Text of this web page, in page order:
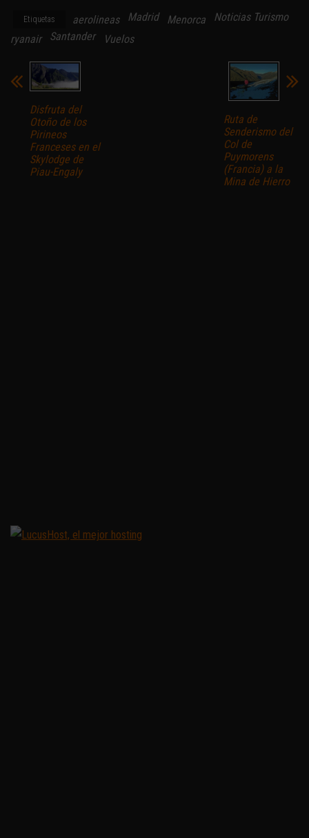
Etiquetas aerolineas Madrid Menorca
Noticias Turismo
ryanair
Santander Vuelos
Disfruta del
Otoño de los
Pirineos
Franceses en el
Skylodge de
Piau-Engaly
Ruta de
Senderismo del
Col de
Puymorens
(Francia) a la
Mina de Hierro